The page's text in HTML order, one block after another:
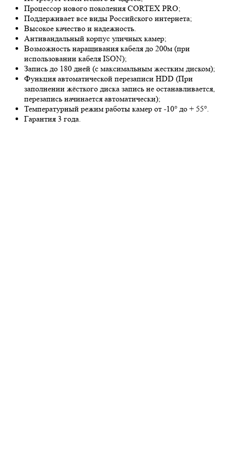
Процессор нового поколения CORTEX PRO;
Поддерживает все виды Российского интернета;
Высокое качество и надежность.
Антивандальный корпус уличных камер;
Возможность наращивания кабеля до 200м (при
использовании кабеля ISON);
Запись до 180 дней (с максимальным жестким диском);
Функция автоматической перезаписи HDD (При
заполнении жёсткого диска запись не останавливается,
перезапись начинается автоматически);
Температурный режим работы камер от -10° до + 55°.
Гарантия 3 года.